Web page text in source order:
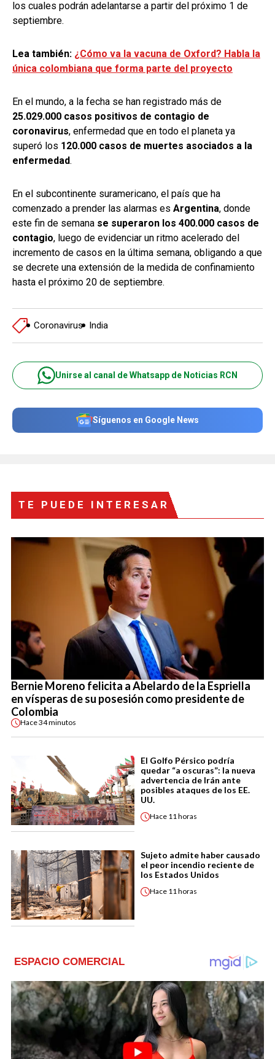
los cuales podrán adelantarse a partir del próximo 1 de
septiembre.
Lea también: ¿Cómo va la vacuna de Oxford? Habla la
única colombiana que forma parte del proyecto
En el mundo, a la fecha se han registrado más de
25.029.000 casos positivos de contagio de
coronavirus, enfermedad que en todo el planeta ya
superó los 120.000 casos de muertes asociados a la
enfermedad.
En el subcontinente suramericano, el país que ha
comenzado a prender las alarmas es Argentina, donde
este fin de semana se superaron los 400.000 casos de
contagio, luego de evidenciar un ritmo acelerado del
incremento de casos en la última semana, obligando a que
se decrete una extensión de la medida de confinamiento
hasta el próximo 20 de septiembre.
Coronavirus India
Unirse al canal de Whatsapp de Noticias RCN
Síguenos en Google News
TE PUEDE INTERESAR
Bernie Moreno felicita a Abelardo de la Espriella
en vísperas de su posesión como presidente de
Colombia
Hace34 minutos
El Golfo Pérsico podría
quedar “a oscuras”: la nueva
advertencia de Irán ante
posibles ataques de los EE.
UU.
Hace 11 horas
Sujeto admite haber causado
el peor incendio reciente de
los Estados Unidos
Hace 11 horas